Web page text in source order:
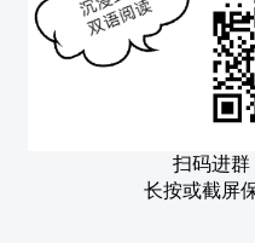
扫码进群
长按或截屏